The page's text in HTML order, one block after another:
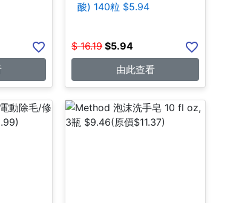
酸) 140粒 $5.94
$ 16.19 $5.94
由此查看